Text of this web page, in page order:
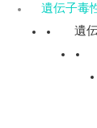
遺伝子毒
遺